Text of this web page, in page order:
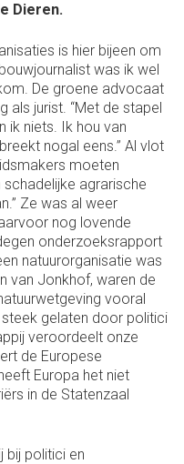
Dieren.
is hier bijeen om
was ik wel
De groene advocaat
als jurist. “Met de stapel
ik niets. Ik hou van
nogal eens.” Al vlot
moeten
agrarische
Ze was al weer
nog lovende
onderzoeksrapport
natuurorganisatie was
van Jonkhof, waren de
vooral
steek gelaten door politici
veroordeelt onze
de Europese
Europa het niet
in de Statenzaal
bij politici en